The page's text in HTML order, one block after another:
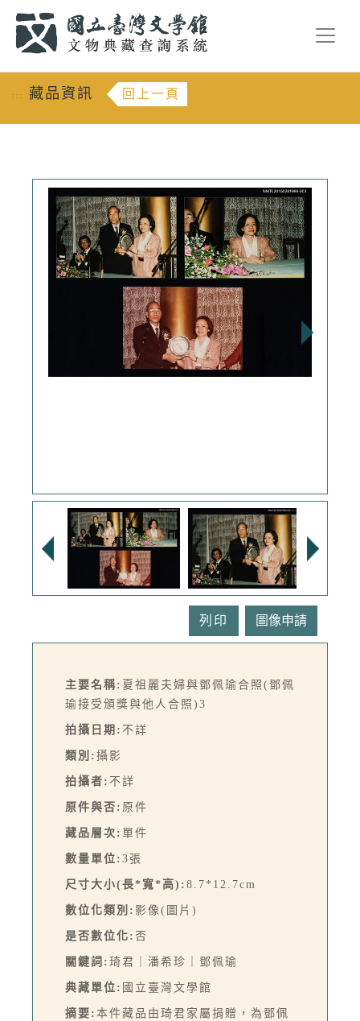
::: 藏品資訊 回上一頁
列印
主要名稱: 夏祖麗夫婦與鄧佩瑜合照(鄧佩
瑜接受頒獎與他人合照)3
拍攝日期: 不詳
類別: 攝影
拍攝者: 不詳
原件與否: 原件
藏品層次: 單件
數量單位: 3張
尺寸大小(長*寬*高): 8.7*12.7cm
數位化類別: 影像(圖片)
是否數位化: 否
關鍵詞: 琦君｜潘希珍｜鄧佩瑜
典藏單位: 國立臺灣文學館
摘要: 本件藏品由琦君家屬捐贈，為鄧佩